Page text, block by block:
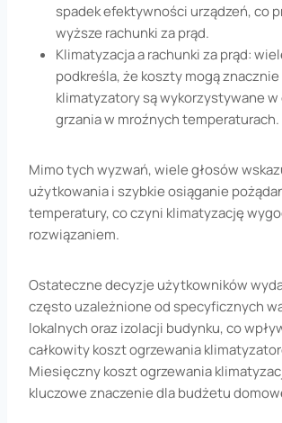
spadek efektywności urządzeń, co
wyższe rachunki za prąd.
Klimatyzacja a rachunki za prąd:
podkreśla, że koszty mogą
klimatyzatory są wykorzystywane w
grzania w mroźnych temperaturach.
Mimo tych wyzwań, wiele głosów
użytkowania i szybkie osiąganie
temperatury, co czyni klimatyzację
rozwiązaniem.
Ostateczne decyzje użytkowników
często uzależnione od specyficznych
lokalnych oraz izolacji budynku, co
całkowity koszt ogrzewania
Miesięczny koszt ogrzewania
kluczowe znaczenie dla budżetu